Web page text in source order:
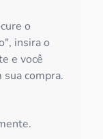
o
insira o
e você
compra.